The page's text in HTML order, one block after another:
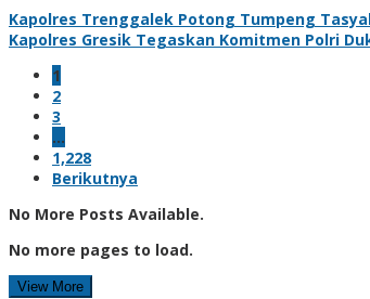
Kapolres Trenggalek Potong Tumpeng
Kapolres Gresik Tegaskan Komitmen Polri
1
2
3
…
1,228
Berikutnya
No More Posts Available.
No more pages to load.
View More